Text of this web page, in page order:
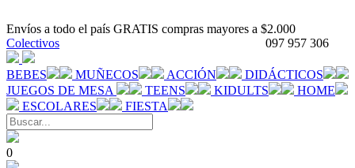
Envíos a todo el país GRATIS compras mayores a $2.000
097 957 306
Colectivos
BEBES MUÑECOS ACCIÓN
DIDÁCTICOS
JUEGOS DE MESA
TEENS KIDULTS
HOME
ESCOLARES
FIESTA
0